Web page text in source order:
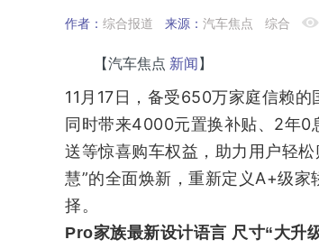
作者： 综合报道 来源： 汽车焦点 综合
【汽车焦点 新闻 】
11月17日，备受650万家庭信赖的
同时带来4000元置换补贴、2年0
送等惊喜购车权益，助力用户轻
慧”的全面焕新，重新定义A+级
择。
Pro家族最新设计语言 尺寸“大升